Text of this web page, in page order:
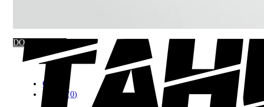
DO KOSZYKA
Opis
Opinie (0)